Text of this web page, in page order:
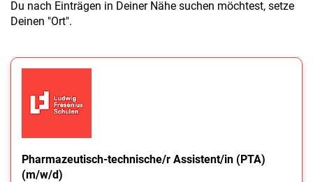
Du nach Einträgen in Deiner Nähe suchen möchtest, setze
Deinen "Ort".
Pharmazeutisch-technische/r Assistent/in (PTA)
(m/w/d)